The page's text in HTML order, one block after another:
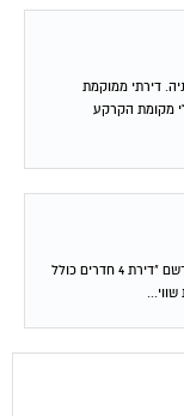
ושניה. דירתי ממוקמת
מקומת הקרקע